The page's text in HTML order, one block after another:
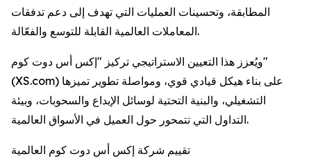
المطابقة، وتحسينات العمليات التي تهدف إلى دعم تدفقات
المعاملات العالمية القابلة للتوسع والفعّالة.
ويُعزز هذا التعيين الاستراتيجي تركيز "إكس أس دوت كوم"
(XS.com) على بناء هيكل قيادي قوي، ومواصلة تطوير تميزها
التشغيلي، والبنية التحتية لوسائل الإيداع والسحوبات، وبيئة
التداول التي تتمحور حول العميل في الأسواق العالمية.
تقييم شركة إكس أس دوت كوم العالمية